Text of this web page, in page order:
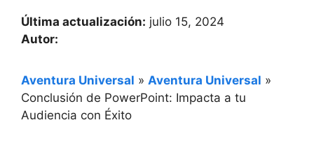
Última actualización: julio 15, 2024
Autor:
Aventura Universal » Aventura Universal »
Conclusión de PowerPoint: Impacta a tu
Audiencia con Éxito